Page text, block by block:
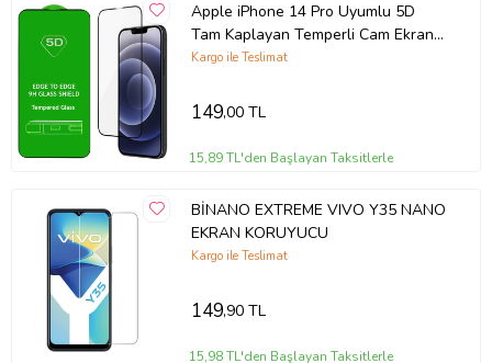
Apple iPhone 14 Pro Uyumlu 5D
Tam Kaplayan Temperli Cam Ekran
Koruyucu
Kargo ile Teslimat
149,00 TL
15,89 TL'den Başlayan Taksitlerle
BİNANO EXTREME VIVO Y35 NANO
EKRAN KORUYUCU
Kargo ile Teslimat
149,90 TL
15,98 TL'den Başlayan Taksitlerle